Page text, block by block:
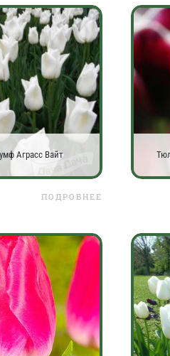
Аграсс Вайт
ПОДРОБНЕЕ